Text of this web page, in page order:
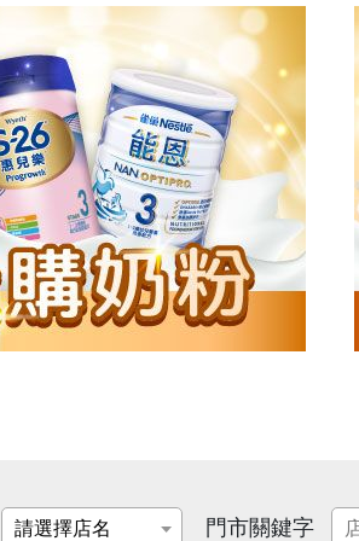
門市關鍵字